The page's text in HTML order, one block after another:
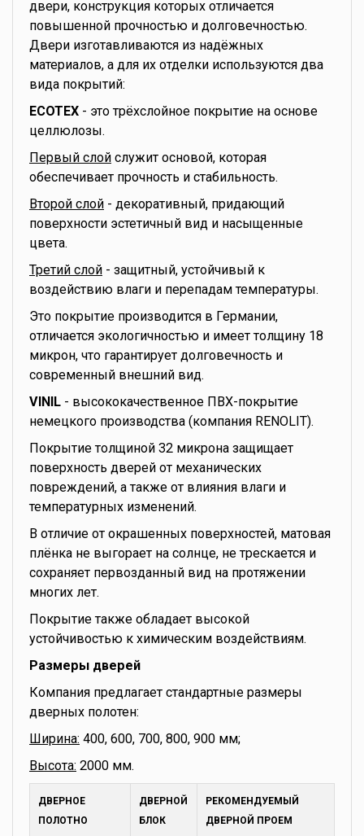
двери, конструкция которых отличается
повышенной прочностью и долговечностью.
Двери изготавливаются из надёжных
материалов, а для их отделки используются два
вида покрытий:
ECOTEX - это трёхслойное покрытие на основе
целлюлозы.
Первый слой служит основой, которая
обеспечивает прочность и стабильность.
Второй слой - декоративный, придающий
поверхности эстетичный вид и насыщенные
цвета.
Третий слой - защитный, устойчивый к
воздействию влаги и перепадам температуры.
Это покрытие производится в Германии,
отличается экологичностью и имеет толщину 18
микрон, что гарантирует долговечность и
современный внешний вид.
VINIL - высококачественное ПВХ-покрытие
немецкого производства (компания RENOLIT).
Покрытие толщиной 32 микрона защищает
поверхность дверей от механических
повреждений, а также от влияния влаги и
температурных изменений.
В отличие от окрашенных поверхностей, матовая
плёнка не выгорает на солнце, не трескается и
сохраняет первозданный вид на протяжении
многих лет.
Покрытие также обладает высокой
устойчивостью к химическим воздействиям.
Размеры дверей
Компания предлагает стандартные размеры
дверных полотен:
Ширина: 400, 600, 700, 800, 900 мм;
Высота: 2000 мм.
ДВЕРНОЕ
ПОЛОТНО
ДВЕРНОЙ
БЛОК
РЕКОМЕНДУЕМЫЙ
ДВЕРНОЙ ПРОЕМ